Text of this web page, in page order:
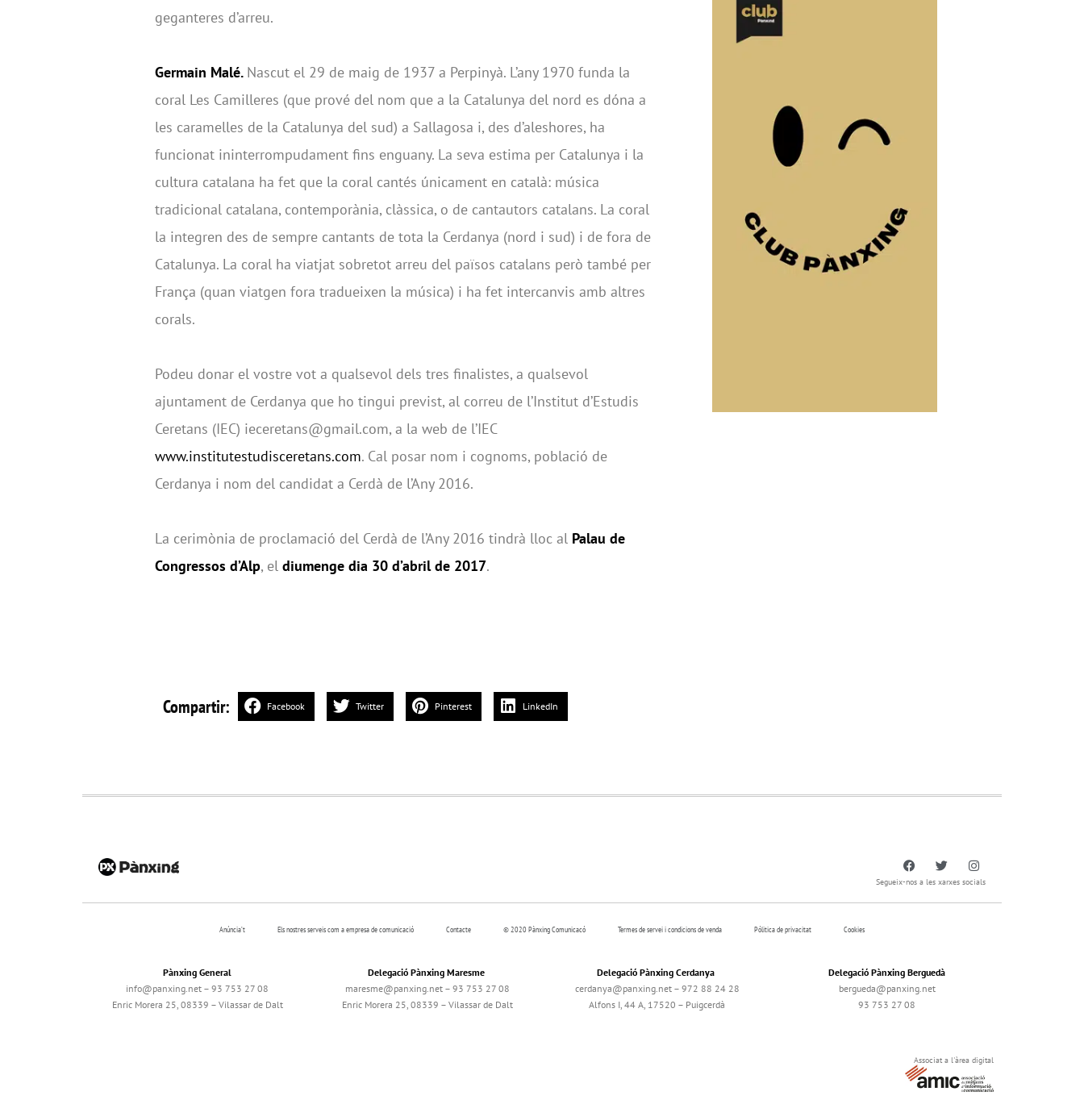
geganteres d’arreu.
Germain Malé. Nascut el 29 de maig de 1937 a Perpinyà. L’any 1970 funda la
coral Les Camilleres (que prové del nom que a la Catalunya del nord es dóna a
les caramelles de la Catalunya del sud) a Sallagosa i, des d’aleshores, ha
funcionat ininterrompudament fins enguany. La seva estima per Catalunya i la
cultura catalana ha fet que la coral cantés únicament en català: música
tradicional catalana, contemporània, clàssica, o de cantautors catalans. La coral
la integren des de sempre cantants de tota la Cerdanya (nord i sud) i de fora de
Catalunya. La coral ha viatjat sobretot arreu del països catalans però també per
França (quan viatgen fora tradueixen la música) i ha fet intercanvis amb altres
corals.
Podeu donar el vostre vot a qualsevol dels tres finalistes, a qualsevol
ajuntament de Cerdanya que ho tingui previst, al correu de l’Institut d’Estudis
Ceretans (IEC) ieceretans@gmail.com, a la web de l’IEC
www.institutestudisceretans.com. Cal posar nom i cognoms, població de
Cerdanya i nom del candidat a Cerdà de l’Any 2016.
La cerimònia de proclamació del Cerdà de l’Any 2016 tindrà lloc al Palau de
Congressos d’Alp, el diumenge dia 30 d’abril de 2017.
Compartir: Facebook Twitter Pinterest LinkedIn
Segueix-nos a les xarxes socials
Anúncia’t Els nostres serveis com a empresa de comunicació Contacte © 2020 Pànxing Comunicacó Termes de servei i condicions de venda Pólitica de privacitat Cookies
Pànxing General
info@panxing.net – 93 753 27 08
Enric Morera 25, 08339 – Vilassar de Dalt
Delegació Pànxing Maresme
maresme@panxing.net – 93 753 27 08
Enric Morera 25, 08339 – Vilassar de Dalt
Delegació Pànxing Cerdanya
cerdanya@panxing.net – 972 88 24 28
Alfons I, 44 A, 17520 – Puigcerdà
Delegació Pànxing Berguedà
bergueda@panxing.net
93 753 27 08
Associat a l'àrea digital